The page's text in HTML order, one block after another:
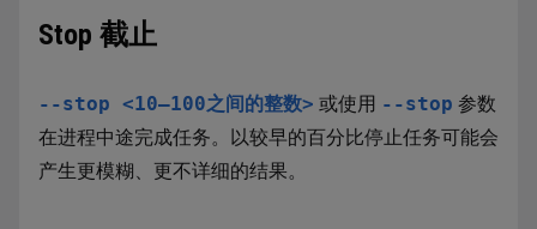
Stop 截止
--stop <10–100之间的整数> 或使用 --stop 参数
在进程中途完成任务。以较早的百分比停止任务可能会
产生更模糊、更不详细的结果。